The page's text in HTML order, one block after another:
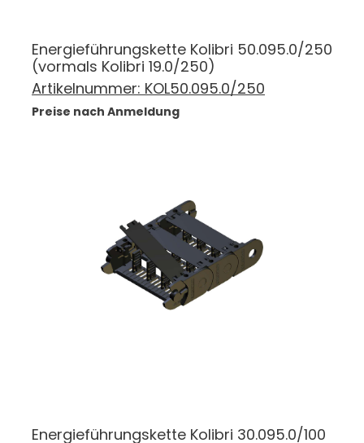
Energieführungskette Kolibri 50.095.0/250
(vormals Kolibri 19.0/250)
Artikelnummer: KOL50.095.0/250
Preise nach Anmeldung
Energieführungskette Kolibri 30.095.0/100